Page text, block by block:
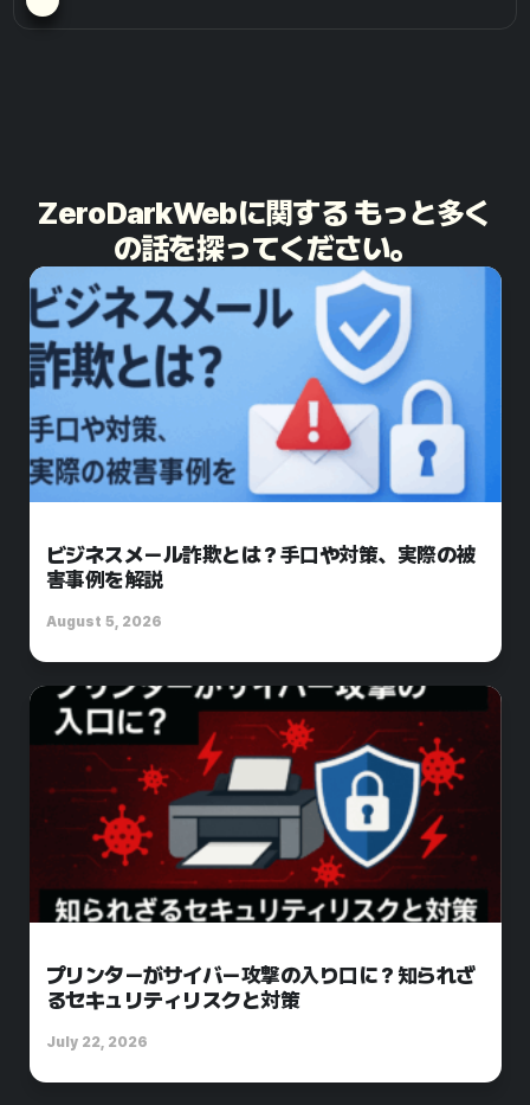
ZeroDarkWebに関する もっと多く
の話を探ってください。​
ビジネスメール詐欺とは？手口や対策、実際の被
害事例を解説
August 5, 2026
プリンターがサイバー攻撃の入り口に？知られざ
るセキュリティリスクと対策
July 22, 2026